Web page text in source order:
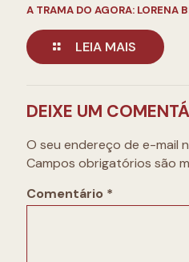
A TRAMA DO AGORA: LORENA
LEIA MAIS
DEIXE UM
O seu endereço de e-mail
Campos obrigatórios são
Comentário *